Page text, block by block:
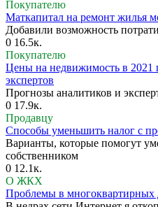
Покупателю
Маткапитал на ремонт жилья
Добавили возможность
0 16.5к.
Покупателю
Цены на недвижимость в 2021
экспертов
Прогнозы аналитиков и
0 17.9к.
Продавцу
Способы уменьшить налог с
Варианты, которые помогут
собственником
0 12.1к.
О ЖКХ
Проблемы в